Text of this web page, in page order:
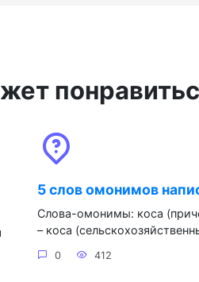
5 слов омонимов
Слова-омонимы: коса
– коса
0 412